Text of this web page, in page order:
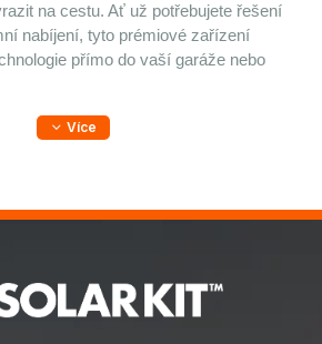
na cestu. Ať už potřebujete řešení
nabíjení, tyto prémiové zařízení
přímo do vaší garáže nebo
Více